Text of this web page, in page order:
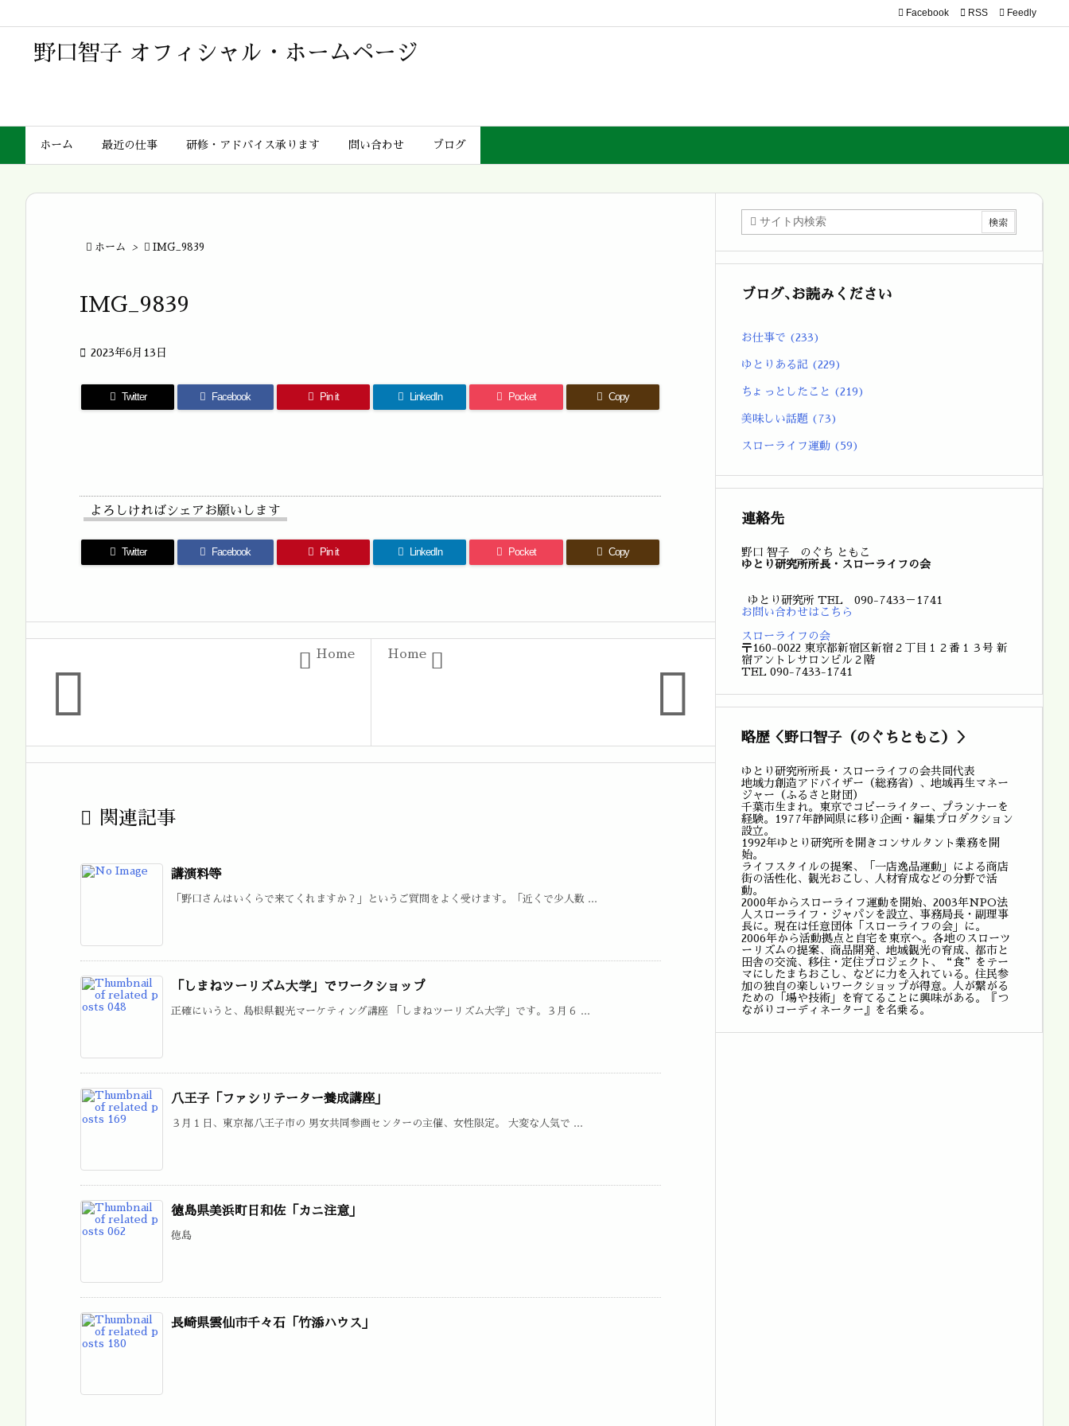
野口智子 オフィシャル・ホームページ
ホーム 最近の仕事 研修・アドバイス承ります 問い合わせ ブログ
Facebook  RSS Feedly
 ホーム >  IMG_9839
IMG_9839
 2023年6月13日
Twitter Facebook Pin it LinkedIn Pocket Copy
よろしければシェアお願いします
Twitter Facebook Pin it LinkedIn Pocket Copy

Home

Home
 関連記事
講演料等
「野口さんはいくらで来てくれますか？」というご質問をよく受けます。「近くで少人数 ...
「しまねツーリズム大学」でワークショップ
正確にいうと、島根県観光マーケティング講座 「しまねツーリズム大学」です。３月６ ...
八王子「ファシリテーター養成講座」
３月１日、東京都八王子市の 男女共同参画センターの主催、女性限定。 大変な人気で ...
徳島県美浜町日和佐「カニ注意」
徳島
長崎県雲仙市千々石「竹添ハウス」
ブログ､お読みください
お仕事で (233)
ゆとりある記 (229)
ちょっとしたこと (219)
美味しい話題 (73)
スローライフ運動 (59)
連絡先
野口 智子 のぐち ともこ
ゆとり研究所所長・スローライフの会
ゆとり研究所 TEL 090-7433－1741
お問い合わせはこちら
スローライフの会
〒160-0022 東京都新宿区新宿２丁目１２番１３号 新
宿アントレサロンビル２階
TEL 090-7433-1741
略歴＜野口智子（のぐちともこ）＞
ゆとり研究所所長・スローライフの会共同代表
地域力創造アドバイザー（総務省）、地域再生マネー
ジャー（ふるさと財団）
千葉市生まれ。東京でコピーライター、プランナーを
経験。1977年静岡県に移り企画・編集プロダクション
設立。
1992年ゆとり研究所を開きコンサルタント業務を開
始。
ライフスタイルの提案、「一店逸品運動」による商店
街の活性化、観光おこし、人材育成などの分野で活
動。
2000年からスローライフ運動を開始、2003年NPO法
人スローライフ・ジャパンを設立、事務局長・副理事
長に。現在は任意団体「スローライフの会」に。
2006年から活動拠点と自宅を東京へ。各地のスローツ
ーリズムの提案、商品開発、地域観光の育成、都市と
田舎の交流、移住・定住プロジェクト、“食”をテー
マにしたまちおこし、などに力を入れている。住民参
加の独自の楽しいワークショップが得意。人が繋がる
ための「場や技術」を育てることに興味がある。『つ
ながりコーディネーター』を名乗る。